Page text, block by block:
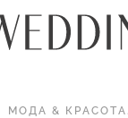
МОДА & КРАСОТА